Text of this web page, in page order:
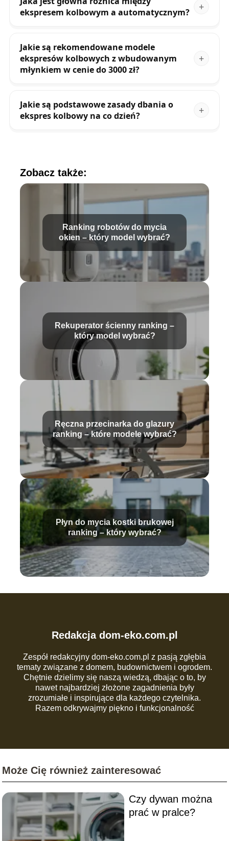
ekspresem kolbowym a automatycznym?
Jakie są rekomendowane modele
ekspresów kolbowych z wbudowanym
młynkiem w cenie do 3000 zł?
Jakie są podstawowe zasady dbania o
ekspres kolbowy na co dzień?
Zobacz także:
Ranking robotów do mycia
okien – który model wybrać?
Rekuperator ścienny ranking –
który model wybrać?
Ręczna przecinarka do glazury
ranking – które modele wybrać?
Płyn do mycia kostki brukowej
ranking – który wybrać?
Redakcja dom-eko.com.pl
Zespół redakcyjny dom-eko.com.pl z pasją zgłębia
tematy związane z domem, budownictwem i ogrodem.
Chętnie dzielimy się naszą wiedzą, dbając o to, by
nawet najbardziej złożone zagadnienia były
zrozumiałe i inspirujące dla każdego czytelnika.
Razem odkrywajmy piękno i funkcjonalność
Może Cię również zainteresować
Czy dywan można
prać w pralce?